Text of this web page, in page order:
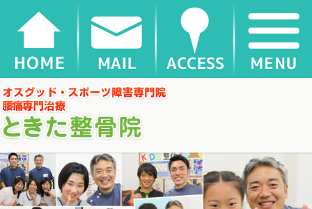
【グロインペイン症候群】運動選手の鼠径部の痛み長引く方は！ |